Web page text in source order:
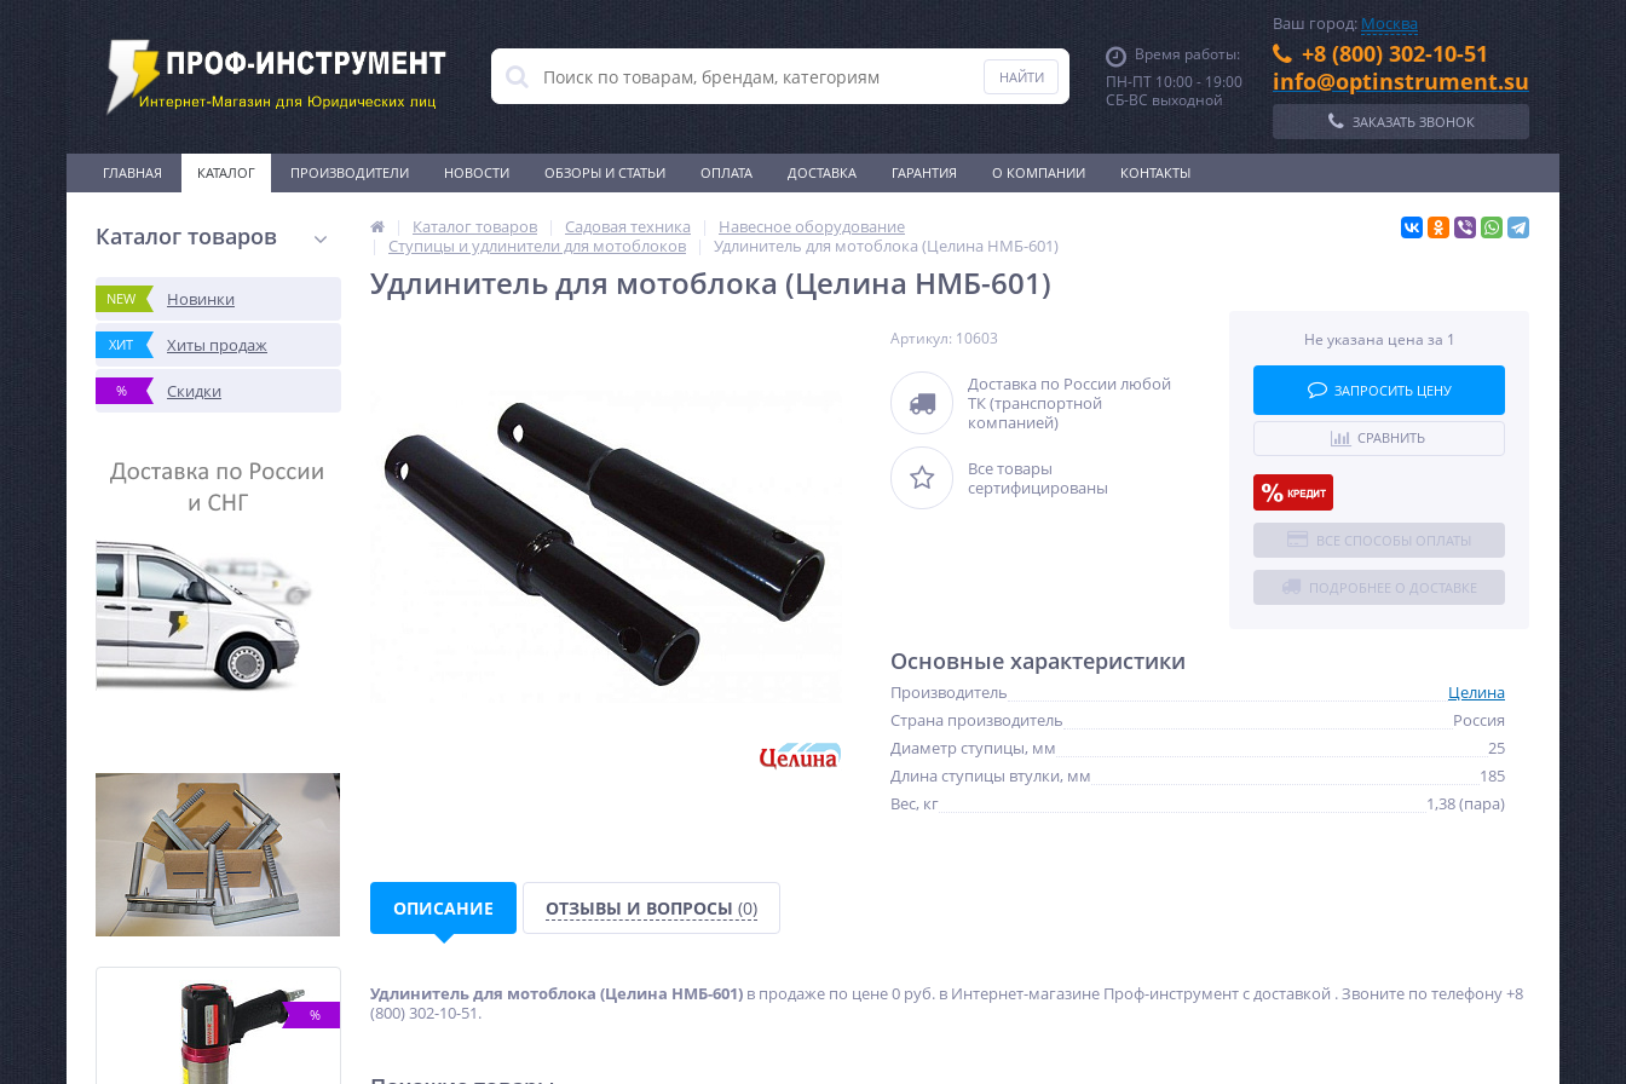
Время работы:
ПН-ПТ 10:00 - 19:00
СБ-ВС выходной
Ваш город: Москва
+8 (800) 302-10-51
info@optinstrument.su
ЗАКАЗАТЬ ЗВОНОК
ГЛАВНАЯ КАТАЛОГ ПРОИЗВОДИТЕЛИ НОВОСТИ ОБЗОРЫ И СТАТЬИ ОПЛАТА ДОСТАВКА ГАРАНТИЯ О КОМПАНИИ КОНТАКТЫ
Каталог товаров
NEW Новинки
ХИТ Хиты продаж
% Скидки
%
Каталог товаров Садовая техника
Навесное оборудование
Ступицы и удлинители для мотоблоков
Удлинитель для мотоблока (Целина НМБ-601)
Удлинитель для мотоблока (Целина НМБ-601)
Артикул: 10603
Доставка по России любой
ТК (транспортной
компанией)
Все товары
сертифицированы
Не указана цена за 1
ЗАПРОСИТЬ ЦЕНУ
СРАВНИТЬ
ВСЕ СПОСОБЫ ОПЛАТЫ
ПОДРОБНЕЕ О ДОСТАВКЕ
Основные характеристики
Производитель
Целина
Страна производитель
Россия
Диаметр ступицы, мм
25
Длина ступицы втулки, мм
185
Вес, кг
1,38 (пара)
ОПИСАНИЕ ОТЗЫВЫ И ВОПРОСЫ (0)
Удлинитель для мотоблока (Целина НМБ-601) в продаже по цене 0 руб. в Интернет-магазине Проф-инструмент с доставкой . Звоните по телефону +8
(800) 302-10-51.